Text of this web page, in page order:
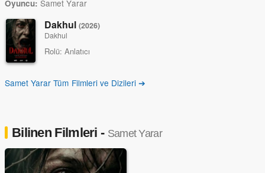
Oyuncu: Samet Yarar
Dakhul(2026)
Dakhul
Rolü: Anlatıcı
Samet Yarar Tüm Filmleri ve Dizileri ➔
Bilinen Filmleri - Samet Yarar